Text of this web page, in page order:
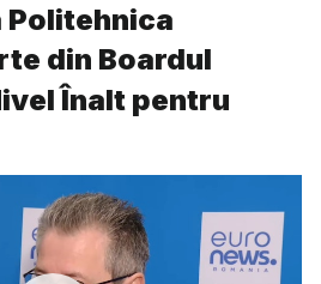
din Boardul
Înalt pentru